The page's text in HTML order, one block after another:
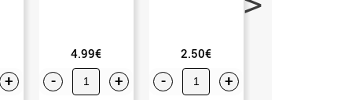
+
4.99€
- +
2.50€
- +